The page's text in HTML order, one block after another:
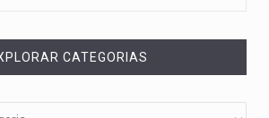
CATEGORIAS